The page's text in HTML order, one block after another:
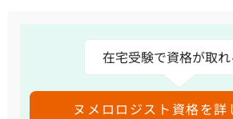
在宅受験で資格が取れ
ヌメロロジスト資格を詳